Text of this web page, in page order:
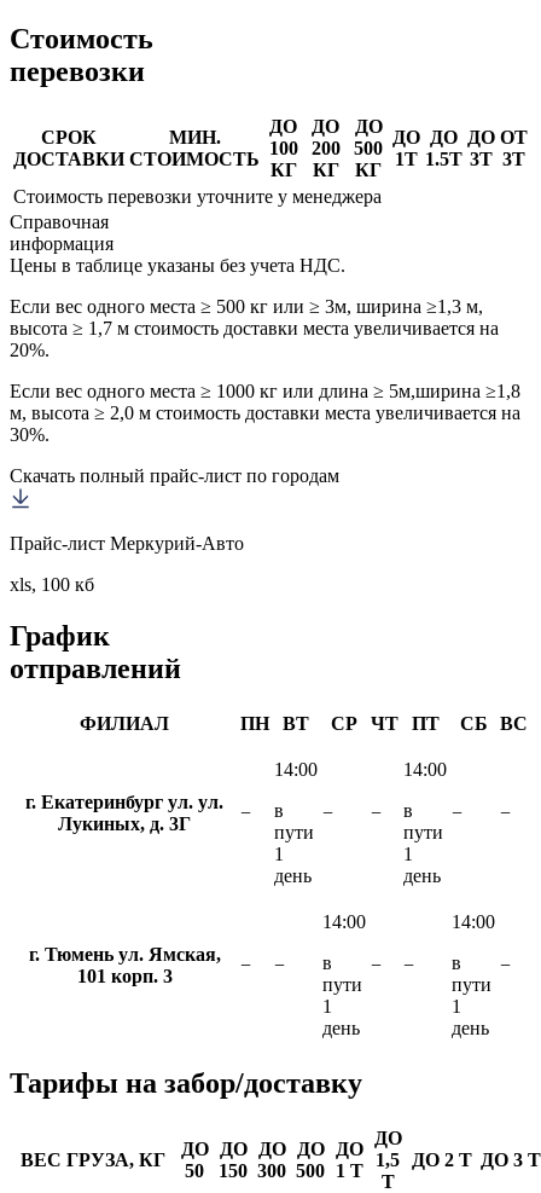
Стоимость
перевозки
СРОК
ДОСТАВКИ
МИН.
СТОИМОСТЬ
ДО
100
КГ
ДО
200
КГ
ДО
500
КГ
ДО
1Т
ДО
1.5Т
ДО
3Т
ОТ
3Т
Стоимость перевозки уточните у менеджера
Справочная
информация
Цены в таблице указаны без учета НДС.
Если вес одного места ≥ 500 кг или ≥ 3м, ширина ≥1,3 м,
высота ≥ 1,7 м стоимость доставки места увеличивается на
20%.
Если вес одного места ≥ 1000 кг или длина ≥ 5м,ширина ≥1,8
м, высота ≥ 2,0 м стоимость доставки места увеличивается на
30%.
Скачать полный прайс-лист по городам
Прайс-лист Меркурий-Авто
xls, 100 кб
График
отправлений
ФИЛИАЛ ПН ВТ СР ЧТ ПТ СБ ВС
г. Екатеринбург ул. ул.
Лукиных, д. 3Г
−
14:00
в
пути
1
день
− −
14:00
в
пути
1
день
− −
г. Тюмень ул. Ямская,
101 корп. 3
− −
14:00
в
пути
1
день
− −
14:00
в
пути
1
день
−
Тарифы на забор/доставку
ВЕС ГРУЗА, КГ
ДО
50
ДО
150
ДО
300
ДО
500
ДО
1 Т
ДО
1,5
Т
ДО 2 Т ДО 3 Т